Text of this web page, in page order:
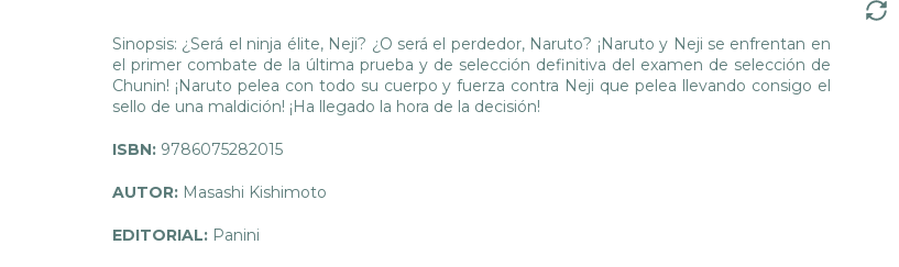
Sinopsis: ¿Será el ninja élite, Neji? ¿O será el perdedor, Naruto? ¡Naruto y Neji se enfrentan en
el primer combate de la última prueba y de selección definitiva del examen de selección de
Chunin! ¡Naruto pelea con todo su cuerpo y fuerza contra Neji que pelea llevando consigo el
sello de una maldición! ¡Ha llegado la hora de la decisión!
ISBN: 9786075282015
AUTOR: Masashi Kishimoto
EDITORIAL: Panini